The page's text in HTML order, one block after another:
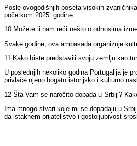
Posle ovogodišnjih poseta visokih
početkom 2025. godine.
10 Možete li nam reći nešto o odnosima
Svake godine, ova ambasada organizuje
11 Kako biste predstavili svoju zemlju kao
U poslednjih nekoliko godina Portugalijaje
privlače njeno bogato istorijsko i kulturno
12 Šta Vam se naročito dopada u Srbiji?
Ima mnogo stvari koje mi se dopadaju u
da istaknem prijateljstvo i gostoljubivost